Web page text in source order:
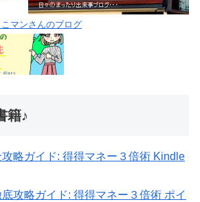
マンさんのブログ
籍♪
略ガイド: 得得マネー３倍術 Kindle
攻略ガイド: 得得マネー３倍術 ポイ